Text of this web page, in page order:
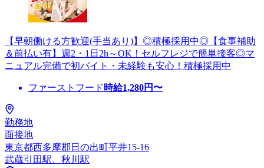
【早朝働ける方歓迎(手当あり)】◎積極採用中◎【食事補助
＆前払い有】週2・1日2h～OK！セルフレジで簡単接客◎マ
ニュアル完備で初バイト・未経験も安心！積極採用中
ファーストフード 時給1,280円〜
勤務地
面接地
東京都西多摩郡日の出町平井15-16
武蔵引田駅、秋川駅